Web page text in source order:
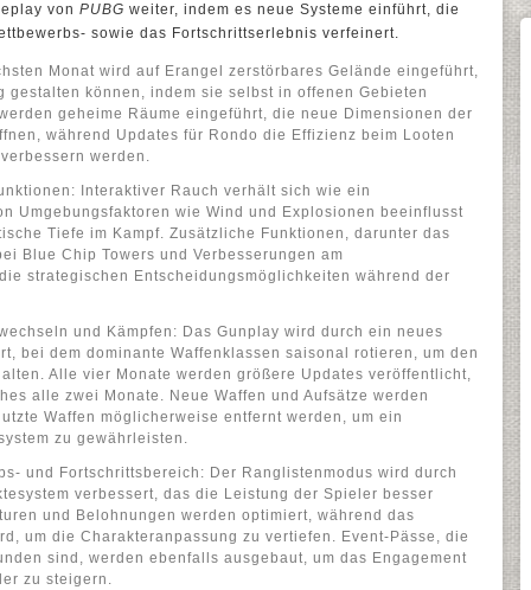
von PUBG weiter, indem es neue Systeme einführt, die
sowie das Fortschrittserlebnis verfeinert.
Monat wird auf Erangel zerstörbares Gelände eingeführt,
gestalten können, indem sie selbst in offenen Gebieten
geheime Räume eingeführt, die neue Dimensionen der
während Updates für Rondo die Effizienz beim Looten
werden.
Interaktiver Rauch verhält sich wie ein
Umgebungsfaktoren wie Wind und Explosionen beeinflusst
Tiefe im Kampf. Zusätzliche Funktionen, darunter das
Blue Chip Towers und Verbesserungen am
strategischen Entscheidungsmöglichkeiten während der
und Kämpfen: Das Gunplay wird durch ein neues
bei dem dominante Waffenklassen saisonal rotieren, um den
Alle vier Monate werden größere Updates veröffentlicht,
alle zwei Monate. Neue Waffen und Aufsätze werden
Waffen möglicherweise entfernt werden, um ein
zu gewährleisten.
und Fortschrittsbereich: Der Ranglistenmodus wird durch
verbessert, das die Leistung der Spieler besser
und Belohnungen werden optimiert, während das
um die Charakteranpassung zu vertiefen. Event-Pässe, die
sind, werden ebenfalls ausgebaut, um das Engagement
zu steigern.